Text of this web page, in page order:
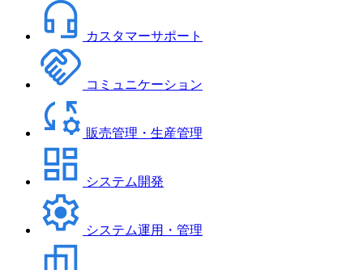
カスタマーサポート
コミュニケーション
販売管理・生産管理
システム開発
システム運用・管理